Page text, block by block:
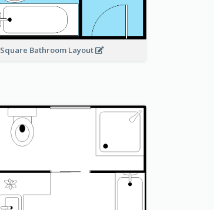
Square Bathroom Layout